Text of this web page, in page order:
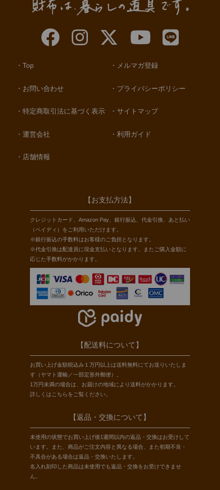
Top
お問い合わせ
特定商取引法に基づく表示
運営会社
店舗情報
メルマガ登録
プライバシーポリシー
サイトマップ
利用ガイド
【お支払方法】
クレジットカード、Amazon Pay、銀行振込、代金引換、あと払い
（ペイディ）をご利用いただけます。
※銀行振込の手数料はお客様のご負担となります。
※代金引換は配達員に現金支払いとなります。またご購入金額に
応じた手数料がかかります。
【配送料について】
お買い上げ金額税込み１万円以上は送料無料にてお送りいたしま
す（ヤマト運輸／一部定形外郵便）。
1万円未満の場合は、お届けの地域により送料がかかります。
詳しくは こちらをご覧ください。
【返品・交換について】
未使用の状態でお買い上げ後1週間以内の返品・交換はお受けして
います。また、商品がご注文内容と異なる場合、また初期不良・
不具合がある場合は返品・交換いたします。
名入れ刻印した商品は未使用でも返品・交換をお受けできませ
ん。